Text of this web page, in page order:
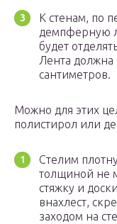
К стенам, по
демпферную
будет
Лента
сантиметров.
Можно для этих
полистирол или
Стелим
толщиной не
стяжку и
внахлест,
заходом на